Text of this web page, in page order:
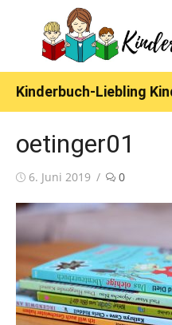
content
Kinderbuch-Liebling
oetinger01
Posted
6. Juni 2019 0